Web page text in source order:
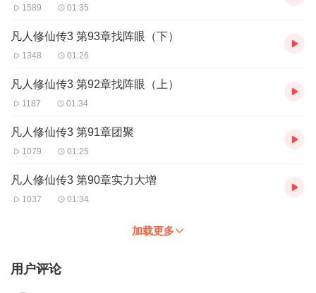
1589 01:35
凡人修仙传3 第93章找阵眼（下）
1348 01:26
凡人修仙传3 第92章找阵眼（上）
1187 01:34
凡人修仙传3 第91章团聚
1079 01:25
凡人修仙传3 第90章实力大增
1037 01:34
加载更多
用户评论